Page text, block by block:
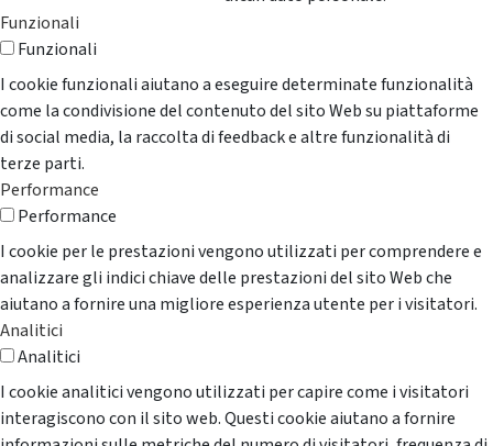
Funzionali
Funzionali
I cookie funzionali aiutano a eseguire determinate funzionalità
come la condivisione del contenuto del sito Web su piattaforme
di social media, la raccolta di feedback e altre funzionalità di
terze parti.
Performance
Performance
I cookie per le prestazioni vengono utilizzati per comprendere e
analizzare gli indici chiave delle prestazioni del sito Web che
aiutano a fornire una migliore esperienza utente per i visitatori.
Analitici
Analitici
I cookie analitici vengono utilizzati per capire come i visitatori
interagiscono con il sito web. Questi cookie aiutano a fornire